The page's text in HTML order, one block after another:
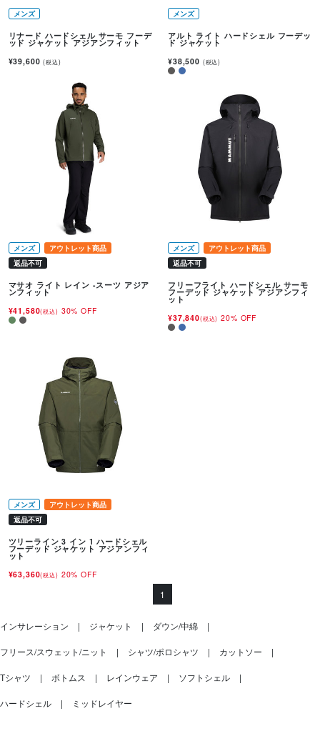
メンズ
リナード ハードシェル サーモ フーデ
ッド ジャケット アジアンフィット
¥39,600(税込)
メンズ
アルト ライト ハードシェル フーデッ
ド ジャケット
¥38,500 (税込)
メンズ
アウトレット商品
返品不可
マサオ ライト レイン -スーツ アジア
ンフィット
¥41,580(税込) 30% OFF
メンズ
アウトレット商品
返品不可
フリーフライト ハードシェル サーモ
フーデッド ジャケット アジアンフィ
ット
¥37,840(税込) 20% OFF
メンズ
アウトレット商品
返品不可
ツリーライン 3 イン 1 ハードシェル
フーデッド ジャケット アジアンフィ
ット
¥63,360(税込) 20% OFF
1
インサレーション ジャケット ダウン/中綿
フリース/スウェット/ニット シャツ/ポロシャツ カットソー
Tシャツ ボトムス レインウェア ソフトシェル
ハードシェル ミッドレイヤー